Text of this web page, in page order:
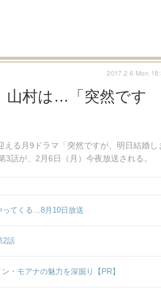
山村は…「突然です
る月9ドラマ「突然ですが、明日結婚し
話が、2月6日（月）今夜放送される。
2017.2.6 Mon
ってくる…8月10日放送
2話
・モアナの魅力を深掘り【PR】